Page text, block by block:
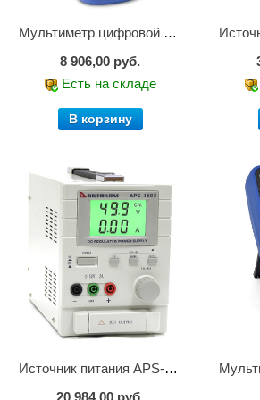
Мультиметр цифровой АММ-1221
8 906,00 руб.
Есть на складе
В корзину
Источник питания APS-1503